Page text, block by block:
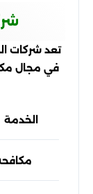
تعد شركات
في مجال
الخدمة